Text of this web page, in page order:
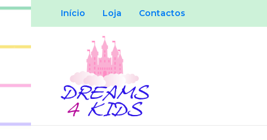
Início Loja Contactos